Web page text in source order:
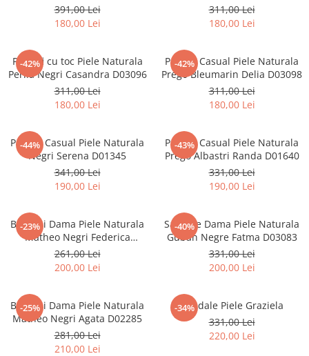
391,00 Lei
180,00 Lei
311,00 Lei
180,00 Lei
-42%
Pantofi cu toc Piele Naturala
Perlla Negri Casandra D03096
311,00 Lei
180,00 Lei
-42%
Pantofi Casual Piele Naturala
Prego Bleumarin Delia D03098
311,00 Lei
180,00 Lei
-44%
Pantofi Casual Piele Naturala
Negri Serena D01345
341,00 Lei
190,00 Lei
-43%
Pantofi Casual Piele Naturala
Prego Albastri Randa D01640
331,00 Lei
190,00 Lei
-23%
Balerini Dama Piele Naturala
Matheo Negri Federica
D02284
261,00 Lei
200,00 Lei
-40%
Sandale Dama Piele Naturala
Guban Negre Fatma D03083
331,00 Lei
200,00 Lei
-25%
Balerini Dama Piele Naturala
Matheo Negri Agata D02285
281,00 Lei
210,00 Lei
-34%
Sandale Piele Graziela
331,00 Lei
220,00 Lei